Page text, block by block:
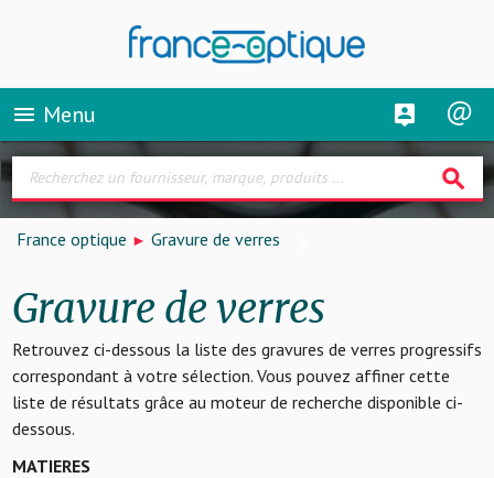
menu Menu
search
France optique Gravure de verres
Gravure de verres
Retrouvez ci-dessous la liste des gravures de verres progressifs
correspondant à votre sélection. Vous pouvez affiner cette
liste de résultats grâce au moteur de recherche disponible ci-
dessous.
MATIERES